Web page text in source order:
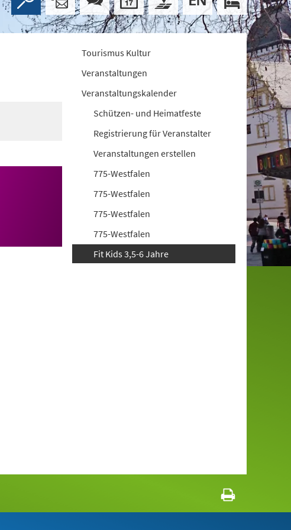
Tourismus Kultur
Veranstaltungen
Veranstaltungskalender
Schützen- und Heimatfeste
Registrierung für Veranstalter
Veranstaltungen erstellen
775-Westfalen
775-Westfalen
775-Westfalen
775-Westfalen
Fit Kids 3,5-6 Jahre